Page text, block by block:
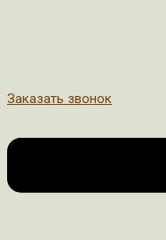
Заказать звонок